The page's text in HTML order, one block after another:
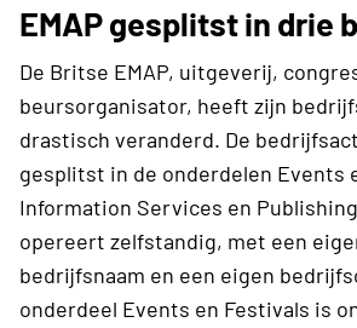
EMAP gesplitst in drie
De Britse EMAP, uitgeverij,
beursorganisator, heeft zijn
drastisch veranderd. De
gesplitst in de onderdelen Events
Information Services en
opereert zelfstandig, met een
bedrijfsnaam en een eigen
onderdeel Events en Festivals is